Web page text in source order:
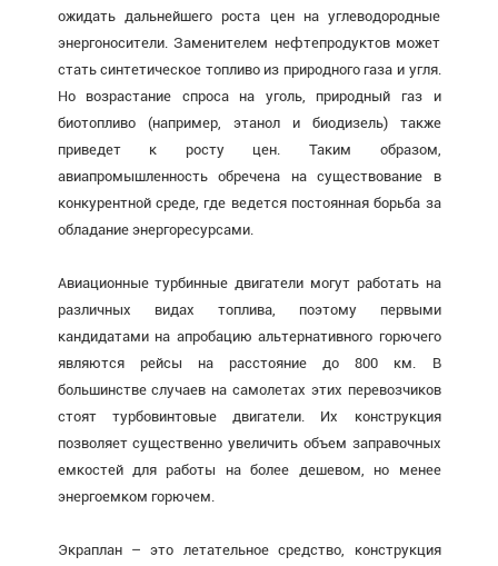
ожидать дальнейшего роста цен на углеводородные
энергоносители. Заменителем нефтепродуктов может
стать синтетическое топливо из природного газа и угля.
Но возрастание спроса на уголь, природный газ и
биотопливо (например, этанол и биодизель) также
приведет к росту цен. Таким образом,
авиапромышленность обречена на существование в
конкурентной среде, где ведется постоянная борьба за
обладание энергоресурсами.
Авиационные турбинные двигатели могут работать на
различных видах топлива, поэтому первыми
кандидатами на апробацию альтернативного горючего
являются рейсы на расстояние до 800 км. В
большинстве случаев на самолетах этих перевозчиков
стоят турбовинтовые двигатели. Их конструкция
позволяет существенно увеличить объем заправочных
емкостей для работы на более дешевом, но менее
энергоемком горючем.
Экраплан – это летательное средство, конструкция